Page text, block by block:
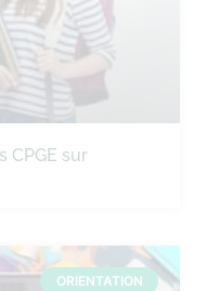
CPGE sur
ORIENTATION